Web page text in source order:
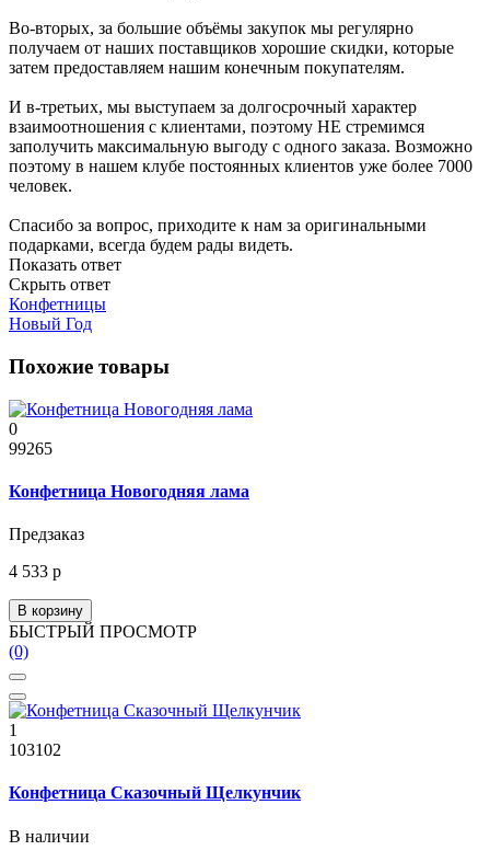
Во-вторых, за большие объёмы закупок мы регулярно
получаем от наших поставщиков хорошие скидки, которые
затем предоставляем нашим конечным покупателям.
И в-третьих, мы выступаем за долгосрочный характер
взаимоотношения с клиентами, поэтому НЕ стремимся
заполучить максимальную выгоду с одного заказа. Возможно
поэтому в нашем клубе постоянных клиентов уже более 7000
человек.
Спасибо за вопрос, приходите к нам за оригинальными
подарками, всегда будем рады видеть.
Показать ответ
Скрыть ответ
Конфетницы
Новый Год
Похожие товары
0
99265
Конфетница Новогодняя лама
Предзаказ
4 533 р
В корзину
БЫСТРЫЙ ПРОСМОТР
(0)
1
103102
Конфетница Сказочный Щелкунчик
В наличии